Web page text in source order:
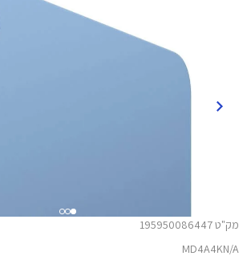
מק"ט 195950086447
MD4A4KN/A